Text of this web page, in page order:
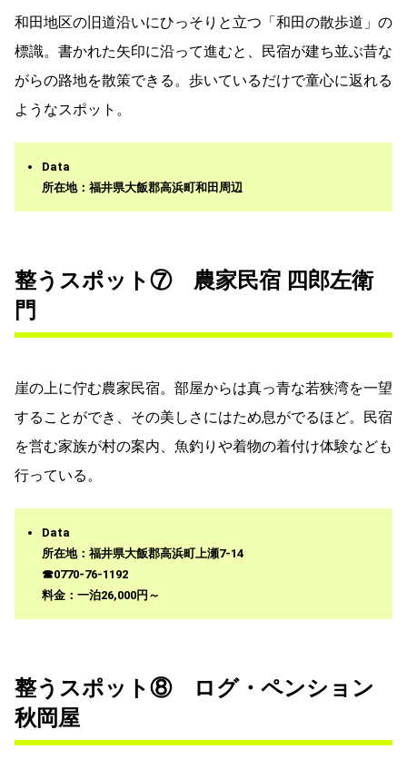
和田地区の旧道沿いにひっそりと立つ「和田の散歩道」の
標識。書かれた矢印に沿って進むと、民宿が建ち並ぶ昔な
がらの路地を散策できる。歩いているだけで童心に返れる
ようなスポット。
Data
所在地：福井県大飯郡高浜町和田周辺
整うスポット⑦ 農家民宿 四郎左衛
門
崖の上に佇む農家民宿。部屋からは真っ青な若狭湾を一望
することができ、その美しさにはため息がでるほど。民宿
を営む家族が村の案内、魚釣りや着物の着付け体験なども
行っている。
Data
所在地：福井県大飯郡高浜町上瀬7-14
☎0770-76-1192
料金：一泊26,000円～
整うスポット⑧ ログ・ペンション
秋岡屋